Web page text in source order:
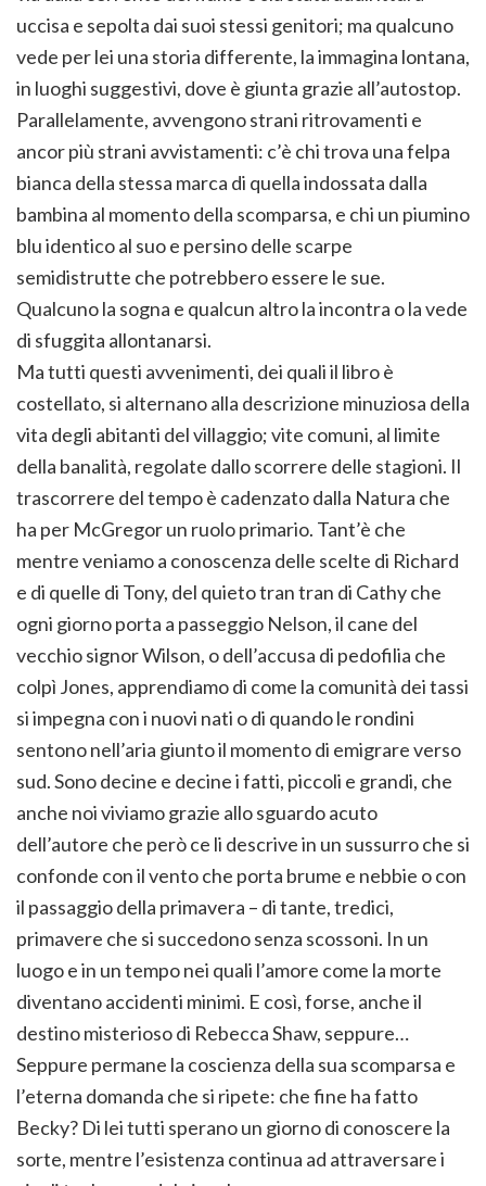
uccisa e sepolta dai suoi stessi genitori; ma qualcuno
vede per lei una storia differente, la immagina lontana,
in luoghi suggestivi, dove è giunta grazie all’autostop.
Parallelamente, avvengono strani ritrovamenti e
ancor più strani avvistamenti: c’è chi trova una felpa
bianca della stessa marca di quella indossata dalla
bambina al momento della scomparsa, e chi un piumino
blu identico al suo e persino delle scarpe
semidistrutte che potrebbero essere le sue.
Qualcuno la sogna e qualcun altro la incontra o la vede
di sfuggita allontanarsi.
Ma tutti questi avvenimenti, dei quali il libro è
costellato, si alternano alla descrizione minuziosa della
vita degli abitanti del villaggio; vite comuni, al limite
della banalità, regolate dallo scorrere delle stagioni. Il
trascorrere del tempo è cadenzato dalla Natura che
ha per McGregor un ruolo primario. Tant’è che
mentre veniamo a conoscenza delle scelte di Richard
e di quelle di Tony, del quieto tran tran di Cathy che
ogni giorno porta a passeggio Nelson, il cane del
vecchio signor Wilson, o dell’accusa di pedofilia che
colpì Jones, apprendiamo di come la comunità dei tassi
si impegna con i nuovi nati o di quando le rondini
sentono nell’aria giunto il momento di emigrare verso
sud. Sono decine e decine i fatti, piccoli e grandi, che
anche noi viviamo grazie allo sguardo acuto
dell’autore che però ce li descrive in un sussurro che si
confonde con il vento che porta brume e nebbie o con
il passaggio della primavera – di tante, tredici,
primavere che si succedono senza scossoni. In un
luogo e in un tempo nei quali l’amore come la morte
diventano accidenti minimi. E così, forse, anche il
destino misterioso di Rebecca Shaw, seppure…
Seppure permane la coscienza della sua scomparsa e
l’eterna domanda che si ripete: che fine ha fatto
Becky? Di lei tutti sperano un giorno di conoscere la
sorte, mentre l’esistenza continua ad attraversare i